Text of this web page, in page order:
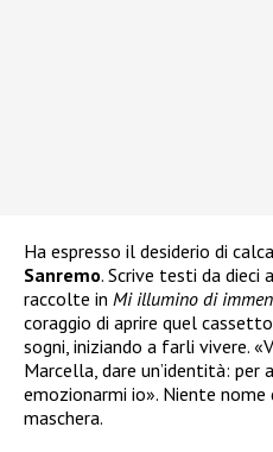
Ha espresso il desiderio di
Sanremo. Scrive testi da dieci
raccolte in Mi illumino di
coraggio di aprire quel
sogni, iniziando a farli vivere.
Marcella, dare un’identità: per
emozionarmi io». Niente nome
maschera.